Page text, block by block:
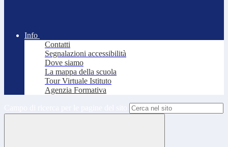
Info
Contatti
Segnalazioni accessibilità
Dove siamo
La mappa della scuola
Tour Virtuale Istituto
Agenzia Formativa